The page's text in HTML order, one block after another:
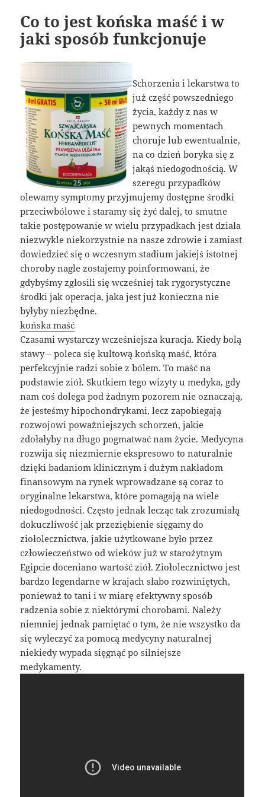
Co to jest końska maść i w
jaki sposób funkcjonuje
Schorzenia i lekarstwa to
już część powszedniego
życia, każdy z nas w
pewnych momentach
choruje lub ewentualnie,
na co dzień boryka się z
jakąś niedogodnością. W
szeregu przypadków
olewamy symptomy przyjmujemy dostępne środki
przeciwbólowe i staramy się żyć dalej, to smutne
takie postępowanie w wielu przypadkach jest działa
niezwykle niekorzystnie na nasze zdrowie i zamiast
dowiedzieć się o wczesnym stadium jakiejś istotnej
choroby nagle zostajemy poinformowani, że
gdybyśmy zgłosili się wcześniej tak rygorystyczne
środki jak operacja, jaka jest już konieczna nie
byłyby niezbędne.
końska maść
Czasami wystarczy wcześniejsza kuracja. Kiedy bolą
stawy – poleca się kultową końską maść, która
perfekcyjnie radzi sobie z bólem. To maść na
podstawie ziół. Skutkiem tego wizyty u medyka, gdy
nam coś dolega pod żadnym pozorem nie oznaczają,
że jesteśmy hipochondrykami, lecz zapobiegają
rozwojowi poważniejszych schorzeń, jakie
zdołałyby na długo pogmatwać nam życie. Medycyna
rozwija się niezmiernie ekspresowo to naturalnie
dzięki badaniom klinicznym i dużym nakładom
finansowym na rynek wprowadzane są coraz to
oryginalne lekarstwa, które pomagają na wiele
niedogodności. Często jednak lecząc tak zrozumiałą
dokuczliwość jak przeziębienie sięgamy do
ziołolecznictwa, jakie użytkowane było przez
człowieczeństwo od wieków już w starożytnym
Egipcie doceniano wartość ziół. Ziołolecznictwo jest
bardzo legendarne w krajach słabo rozwiniętych,
ponieważ to tani i w miarę efektywny sposób
radzenia sobie z niektórymi chorobami. Należy
niemniej jednak pamiętać o tym, że nie wszystko da
się wyleczyć za pomocą medycyny naturalnej
niekiedy wypada sięgnąć po silniejsze
medykamenty.